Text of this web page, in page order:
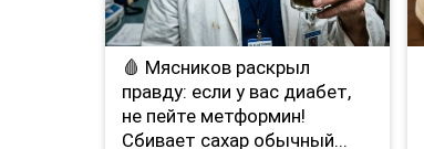
🩸 Мясников раскрыл
правду: если у вас диабет,
не пейте метформин!
Сбивает сахар обычный...